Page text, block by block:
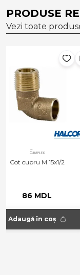
PRODUSE
Vezi toate
Cot cupru 90°
Adaugă în